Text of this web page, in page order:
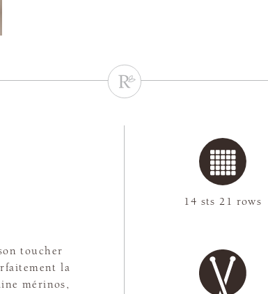
toucher
la
mérinos,
14 sts 21 rows